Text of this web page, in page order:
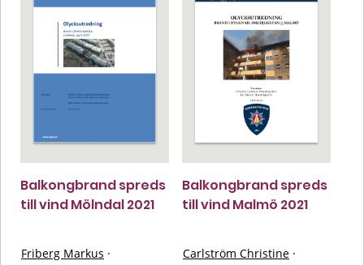
Balkongbrand spreds
till vind Mölndal 2021
Friberg Markus ·
Balkongbrand spreds
till vind Malmö 2021
Carlström Christine ·